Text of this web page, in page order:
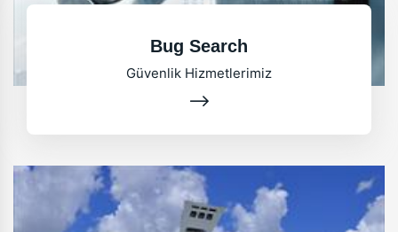
Bug Search
Güvenlik Hizmetlerimiz